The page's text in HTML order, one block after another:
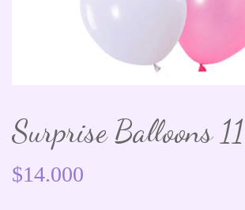
Surprise Balloons 11
$14.000